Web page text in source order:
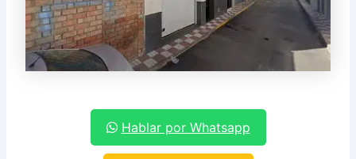
Hablar por Whatsapp